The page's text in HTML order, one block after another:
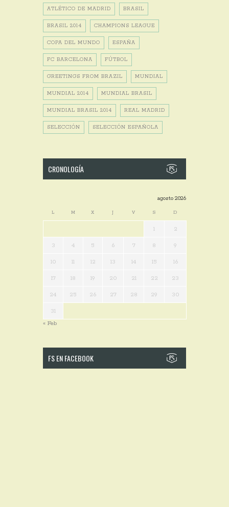
ATLÉTICO DE MADRID BRASIL
BRASIL 2014 CHAMPIONS LEAGUE
COPA DEL MUNDO ESPAÑA
FC BARCELONA FÚTBOL
GREETINGS FROM BRAZIL MUNDIAL
MUNDIAL 2014 MUNDIAL BRASIL
MUNDIAL BRASIL 2014 REAL MADRID
SELECCIÓN SELECCIÓN ESPAÑOLA
CRONOLOGÍA
agosto 2026
L M X J V S D
1 2
3 4 5 6 7 8 9
10 11 12 13 14 15 16
17 18 19 20 21 22 23
24 25 26 27 28 29 30
31
« Feb
FS EN FACEBOOK